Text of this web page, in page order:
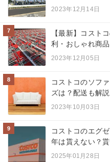
2023年12月14日
7
【最新】コスト
利・おしゃれ商
2023年12月05日
8
コストコのソフ
ズは？配送も解説
2023年10月03日
9
コストコのエグ
年は貰えない？
2025年01月28日